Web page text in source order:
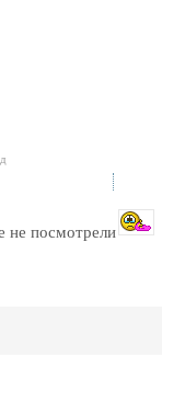
не посмотрели